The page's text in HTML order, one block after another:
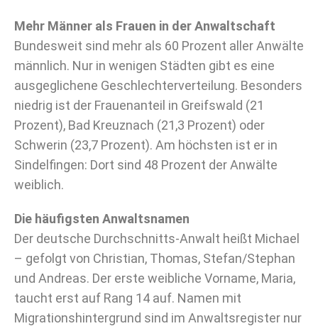
Mehr Männer als Frauen in der Anwaltschaft
Bundesweit sind mehr als 60 Prozent aller Anwälte
männlich. Nur in wenigen Städten gibt es eine
ausgeglichene Geschlechterverteilung. Besonders
niedrig ist der Frauenanteil in Greifswald (21
Prozent), Bad Kreuznach (21,3 Prozent) oder
Schwerin (23,7 Prozent). Am höchsten ist er in
Sindelfingen: Dort sind 48 Prozent der Anwälte
weiblich.
Die häufigsten Anwaltsnamen
Der deutsche Durchschnitts-Anwalt heißt Michael
– gefolgt von Christian, Thomas, Stefan/Stephan
und Andreas. Der erste weibliche Vorname, Maria,
taucht erst auf Rang 14 auf. Namen mit
Migrationshintergrund sind im Anwaltsregister nur